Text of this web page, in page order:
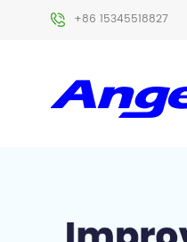
+86 15345518827